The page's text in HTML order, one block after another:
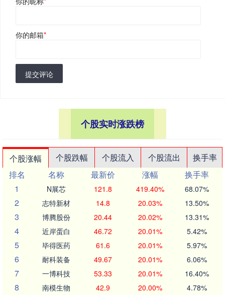
你的邮箱*
提交评论
个股实时涨跌榜
个股涨幅 个股跌幅 个股流入 个股流出
换手率
排名
名称 最新价 涨幅
换手率
1
N展芯 121.8 419.40% 68.07%
2 志特新材 14.8 20.03% 13.50%
3 博腾股份 20.44 20.02% 13.31%
4 近岸蛋白 46.72 20.01% 5.42%
5 毕得医药 61.6 20.01% 5.97%
6 耐科装备 49.67 20.01% 6.06%
7 一博科技 53.33 20.01% 16.40%
8 南模生物 42.9 20.00% 4.78%